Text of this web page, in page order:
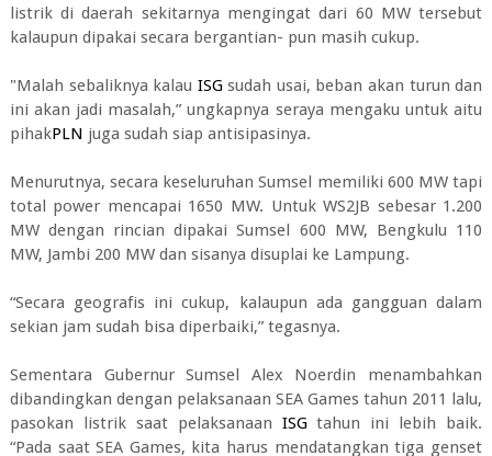
listrik di daerah sekitarnya mengingat dari 60 MW tersebut
kalaupun dipakai secara bergantian- pun masih cukup.
"Malah sebaliknya kalau ISG sudah usai, beban akan turun dan
ini akan jadi masalah,” ungkapnya seraya mengaku untuk aitu
pihakPLN juga sudah siap antisipasinya.
Menurutnya, secara keseluruhan Sumsel memiliki 600 MW tapi
total power mencapai 1650 MW. Untuk WS2JB sebesar 1.200
MW dengan rincian dipakai Sumsel 600 MW, Bengkulu 110
MW, Jambi 200 MW dan sisanya disuplai ke Lampung.
“Secara geografis ini cukup, kalaupun ada gangguan dalam
sekian jam sudah bisa diperbaiki,” tegasnya.
Sementara Gubernur Sumsel Alex Noerdin menambahkan
dibandingkan dengan pelaksanaan SEA Games tahun 2011 lalu,
pasokan listrik saat pelaksanaan ISG tahun ini lebih baik.
“Pada saat SEA Games, kita harus mendatangkan tiga genset